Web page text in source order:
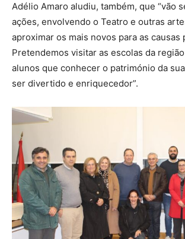
Adélio Amaro aludiu, também, que “vão
ações, envolvendo o Teatro e outras
aproximar os mais novos para as causas
Pretendemos visitar as escolas da
alunos que conhecer o património da
ser divertido e enriquecedor”.